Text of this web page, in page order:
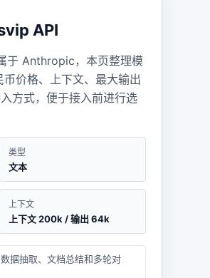
API
Anthropic，本页整理模
价格、上下文、最大输出
方式，便于接入前进行选
类型
文本
上下文
上下文 200k / 输出 64k
据抽取、文档总结和多轮对